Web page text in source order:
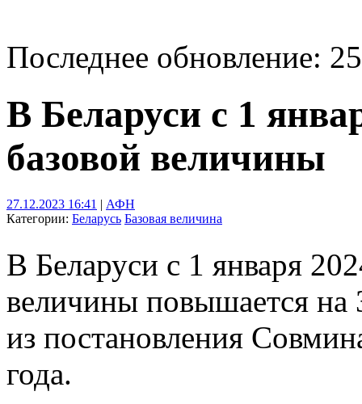
Последнее обновление:
В Беларуси с 1
базовой величины
27.12.2023 16:41 | АФН
Категории: Беларусь Базовая величина
В Беларуси с 1 января
величины повышается на
из постановления
года.